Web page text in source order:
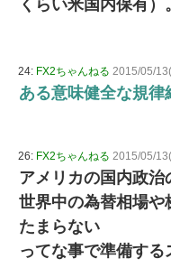
くらい米国内保有）。
24: FX2ちゃんねる 2015/05/
ある意味健全な規律
26: FX2ちゃんねる 2015/05/
アメリカの国内政治
世界中の為替相場
たまらない
ってな事で準備する